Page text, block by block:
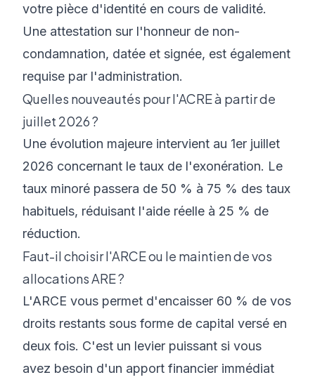
votre pièce d'identité en cours de validité.
Une attestation sur l'honneur de non-
condamnation, datée et signée, est également
requise par l'administration.
Quelles nouveautés pour l'ACRE à partir de
juillet 2026 ?
Une évolution majeure intervient au 1er juillet
2026 concernant le taux de l'exonération. Le
taux minoré passera de 50 % à 75 % des taux
habituels, réduisant l'aide réelle à 25 % de
réduction.
Faut-il choisir l'ARCE ou le maintien de vos
allocations ARE ?
L'ARCE vous permet d'encaisser 60 % de vos
droits restants sous forme de capital versé en
deux fois. C'est un levier puissant si vous
avez besoin d'un apport financier immédiat